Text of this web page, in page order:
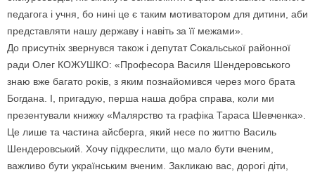
педагога і учня, бо нині це є таким мотиватором для дитини, аби
представляти нашу державу і навіть за її межами».
До присутніх звернувся також і депутат Сокальської районної
ради Олег КОЖУШКО: «Професора Василя Шендеровського
знаю вже багато років, з яким познайомився через мого брата
Богдана. І, пригадую, перша наша добра справа, коли ми
презентували книжку «Малярство та графіка Тараса Шевченка».
Це лише та частина айсберга, який несе по життю Василь
Шендеровський. Хочу підкреслити, що мало бути вченим,
важливо бути українським вченим. Закликаю вас, дорогі діти,